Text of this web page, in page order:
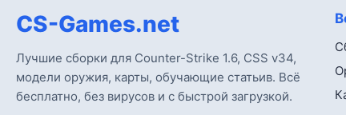
CS-Games.net
Лучшие сборки для Counter-Strike 1.6, CSS v34,
модели оружия, карты, обучающие статьив. Всё
бесплатно, без вирусов и с быстрой загрузкой.